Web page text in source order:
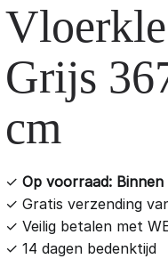
Grijs
cm
✓ Op voorraad:
✓ Gratis verzending
✓ Veilig betalen met
✓ 14 dagen bedenktijd